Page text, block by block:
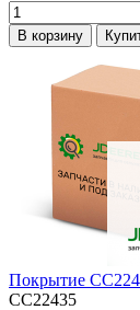
В корзину
Покрытие
CC22435